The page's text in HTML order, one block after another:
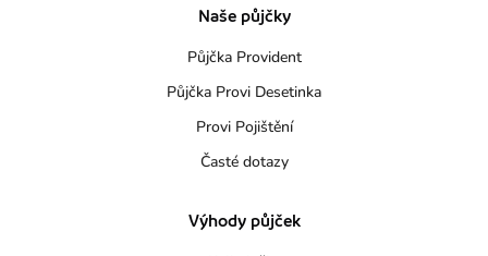
Naše půjčky
Půjčka Provident
Půjčka Provi Desetinka
Provi Pojištění
Časté dotazy
Výhody půjček